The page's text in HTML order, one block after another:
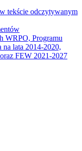
tekście odczytywanym
WRPO, Programu
lata 2014-2020,
FEW 2021-2027